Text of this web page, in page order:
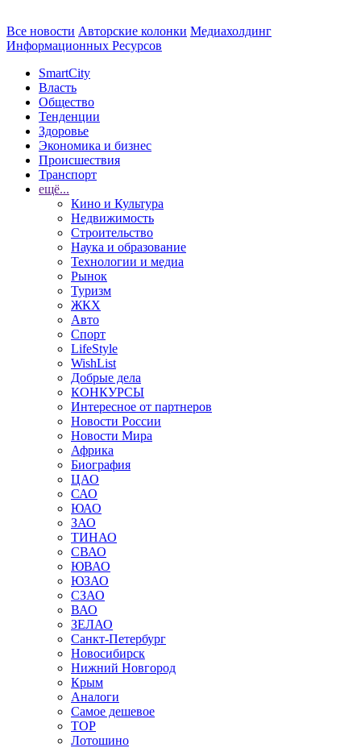
Все новости Авторские колонки Медиахолдинг
Информационных Ресурсов
SmartCity
Власть
Общество
Тенденции
Здоровье
Экономика и бизнес
Происшествия
Транспорт
ещё...
Кино и Культура
Недвижимость
Строительство
Наука и образование
Технологии и медиа
Рынок
Туризм
ЖКХ
Авто
Спорт
LifeStyle
WishList
Добрые дела
КОНКУРСЫ
Интересное от партнеров
Новости России
Новости Мира
Африка
Биография
ЦАО
САО
ЮАО
ЗАО
ТИНАО
СВАО
ЮВАО
ЮЗАО
СЗАО
ВАО
ЗЕЛАО
Санкт-Петербург
Новосибирск
Нижний Новгород
Крым
Аналоги
Самое дешевое
TOP
Лотошино